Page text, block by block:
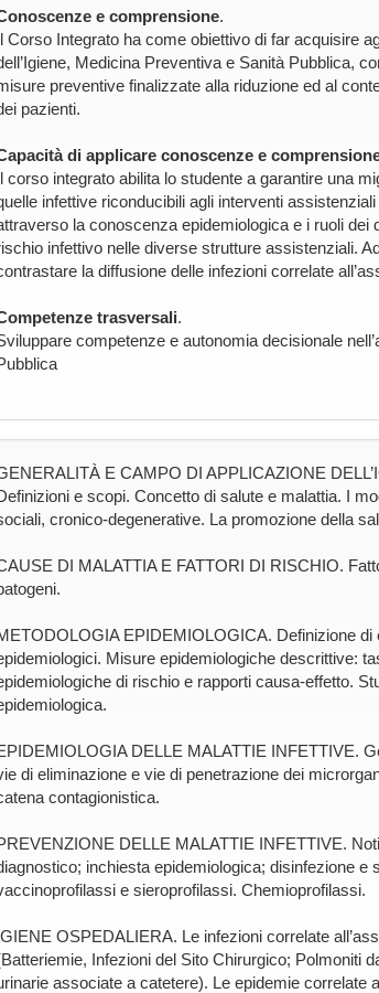
e comprensione.
Corso Integrato ha come obiettivo di far acquisire
Medicina Preventiva e Sanità Pubblica,
preventive finalizzate alla riduzione ed al
pazienti.
di applicare conoscenze e
corso integrato abilita lo studente a garantire una
infettive riconducibili agli interventi
la conoscenza epidemiologica e i ruoli dei
infettivo nelle diverse strutture assistenziali.
la diffusione delle infezioni correlate
trasversali.
competenze e autonomia decisionale
E CAMPO DI APPLICAZIONE
e scopi. Concetto di salute e malattia. I
cronico-degenerative. La promozione della
DI MALATTIA E FATTORI DI RISCHIO.
EPIDEMIOLOGICA. Definizione di
Misure epidemiologiche descrittive:
di rischio e rapporti causa-effetto.
DELLE MALATTIE INFETTIVE.
di eliminazione e vie di penetrazione dei
contagionistica.
DELLE MALATTIE INFETTIVE.
inchiesta epidemiologica; disinfezione e
e sieroprofilassi. Chemioprofilassi.
OSPEDALIERA. Le infezioni correlate
Infezioni del Sito Chirurgico; Polmoniti
associate a catetere). Le epidemie correlate